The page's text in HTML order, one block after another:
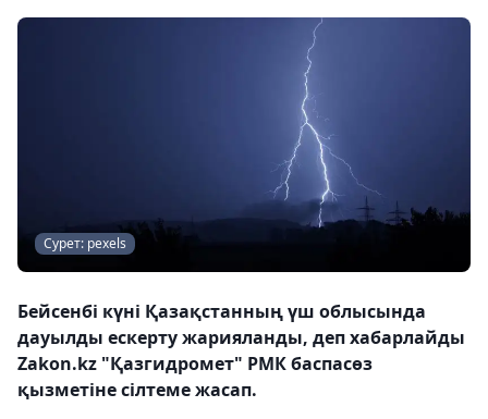
Сурет: pexels
Бейсенбі күні Қазақстанның үш облысында
дауылды ескерту жарияланды, деп хабарлайды
Zakon.kz "Қазгидромет" РМК баспасөз
қызметіне сілтеме жасап.